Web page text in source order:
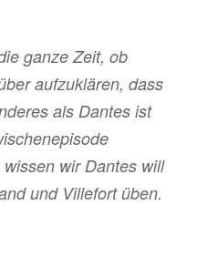
ganze Zeit, ob
aufzuklären, dass
als Dantes ist
wir Dantes will
und Villefort üben.